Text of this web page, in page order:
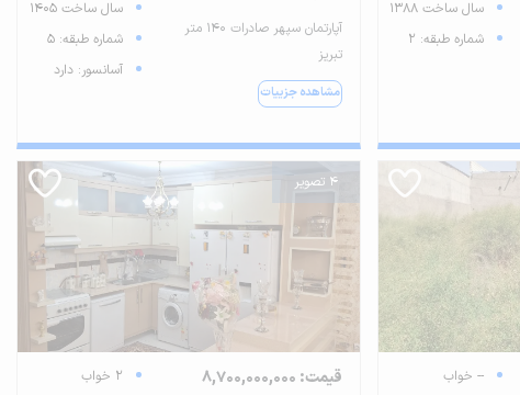
سال ساخت 1388
شماره طبقه: 2
آپارتمان سپهر صادرات 140 متر
تبریز
مشاهده جزییات
سال ساخت 1405
شماره طبقه: 5
آسانسور: دارد
-- خواب
4 تصویر
قیمت: 8,700,000,000
2 خواب